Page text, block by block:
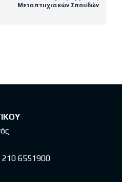
Μεταπτυχιακών Σπουδών
210 6551900